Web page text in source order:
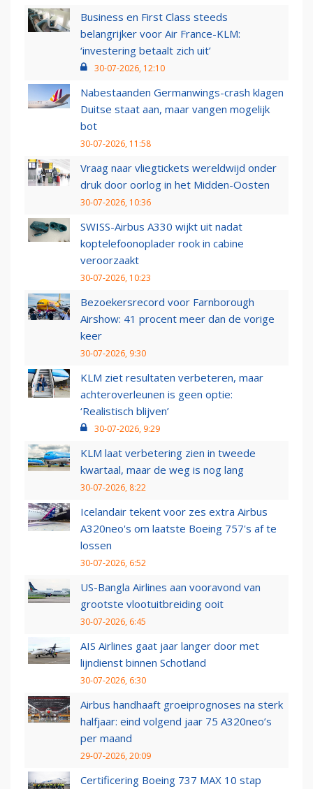
Business en First Class steeds
belangrijker voor Air France-KLM:
‘investering betaalt zich uit’
30-07-2026, 12:10
Nabestaanden Germanwings-crash klagen
Duitse staat aan, maar vangen mogelijk
bot
30-07-2026, 11:58
Vraag naar vliegtickets wereldwijd onder
druk door oorlog in het Midden-Oosten
30-07-2026, 10:36
SWISS-Airbus A330 wijkt uit nadat
koptelefoonoplader rook in cabine
veroorzaakt
30-07-2026, 10:23
Bezoekersrecord voor Farnborough
Airshow: 41 procent meer dan de vorige
keer
30-07-2026, 9:30
KLM ziet resultaten verbeteren, maar
achteroverleunen is geen optie:
‘Realistisch blijven’
30-07-2026, 9:29
KLM laat verbetering zien in tweede
kwartaal, maar de weg is nog lang
30-07-2026, 8:22
Icelandair tekent voor zes extra Airbus
A320neo's om laatste Boeing 757's af te
lossen
30-07-2026, 6:52
US-Bangla Airlines aan vooravond van
grootste vlootuitbreiding ooit
30-07-2026, 6:45
AIS Airlines gaat jaar langer door met
lijndienst binnen Schotland
30-07-2026, 6:30
Airbus handhaaft groeiprognoses na sterk
halfjaar: eind volgend jaar 75 A320neo’s
per maand
29-07-2026, 20:09
Certificering Boeing 737 MAX 10 stap